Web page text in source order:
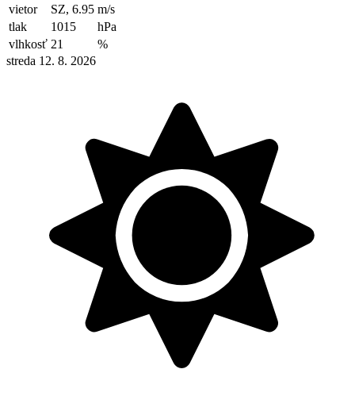
vietor
SZ, 6.95 m/s
tlak
1015
hPa
vlhkosť 21
%
streda 12. 8. 2026